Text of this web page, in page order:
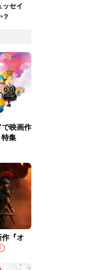
ッセイ
で映画作
特集
『オ